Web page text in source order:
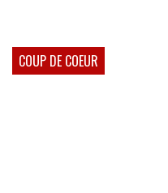
BIEN LOUÉ
COUP DE COEUR